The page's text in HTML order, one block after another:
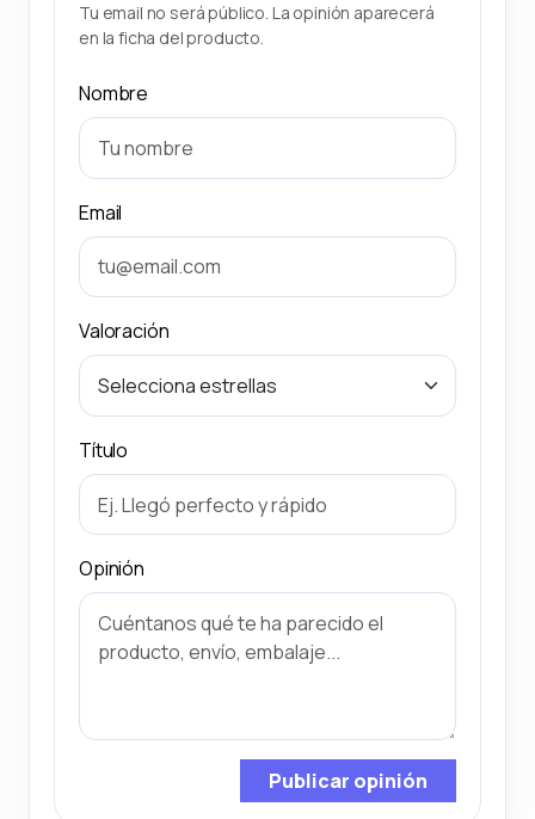
Tu email no será público. La opinión aparecerá
en la ficha del producto.
Nombre
Email
Valoración
Título
Opinión
Publicar opinión